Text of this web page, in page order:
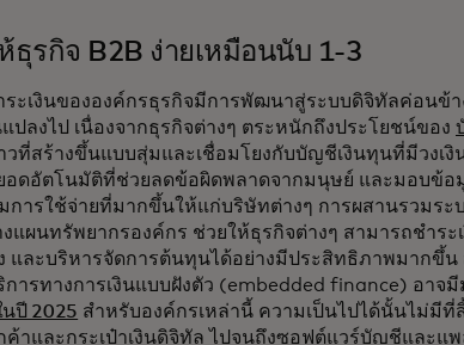
ธุรกิจ B2B ง่ายเหมือนนับ 1-3
ระเงินขององค์กรธุรกิจมีการพัฒนาสู่ระบบดิจิทัลค่อนข้
แปลงไป เนื่องจากธุรกิจต่างๆ ตระหนักถึงประโยชน์ของ
วที่สร้างขึ้นแบบสุ่มและเชื่อมโยงกับบัญชีเงินทุนที่มีวงเงิ
อดอัตโนมัติที่ช่วยลดข้อผิดพลาดจากมนุษย์ และมอบข้อมู
การใช้จ่ายที่มากขึ้นให้แก่บริษัทต่างๆ การผสานรวมระ
งแผนทรัพยากรองค์กร ช่วยให้ธุรกิจต่างๆ สามารถชำระ
และบริหารจัดการต้นทุนได้อย่างมีประสิทธิภาพมากขึ้น
การทางการเงินแบบฝังตัว (embedded finance) อาจ
นปี 2025 สำหรับองค์กรเหล่านี้ ความเป็นไปได้นั้นไม่มี
ค้าและกระเป๋าเงินดิจิทัล ไปจนถึงซอฟต์แวร์บัญชีและแ